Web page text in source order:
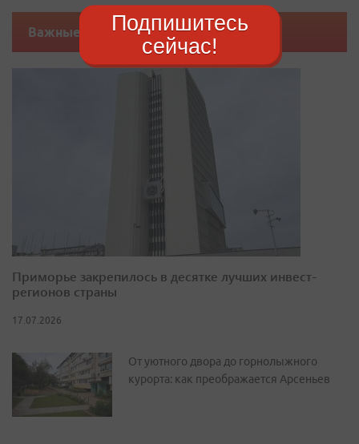
Важные новости
Приморье закрепилось в десятке лучших инвест-
регионов страны
17.07.2026
От уютного двора до горнолыжного
курорта: как преображается Арсеньев
Подпишитесь
сейчас!